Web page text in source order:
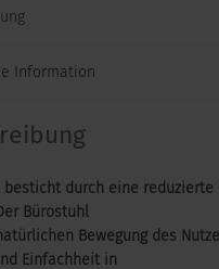
Information
besticht durch eine reduzierte
Bürostuhl
Bewegung des
Einfachheit in